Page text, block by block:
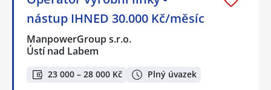
nástup IHNED 30.000 Kč/měsíc
ManpowerGroup s.r.o.
Ústí nad Labem
23 000 – 28 000 Kč Plný úvazek